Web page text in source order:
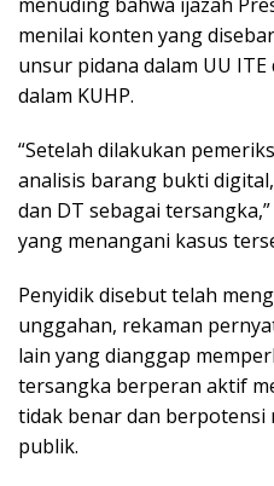
menilai konten yang
unsur pidana dalam UU
dalam KUHP.
“Setelah dilakukan
analisis barang bukti
dan DT sebagai
yang menangani kasus
Penyidik disebut telah
unggahan, rekaman
lain yang dianggap
tersangka berperan aktif
tidak benar dan berpotensi
publik.